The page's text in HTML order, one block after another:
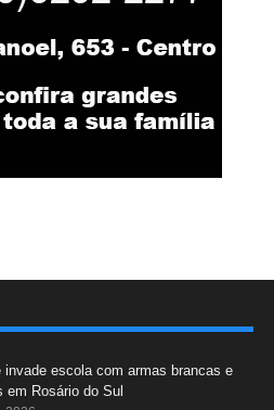
invade escola com armas brancas e
em Rosário do Sul